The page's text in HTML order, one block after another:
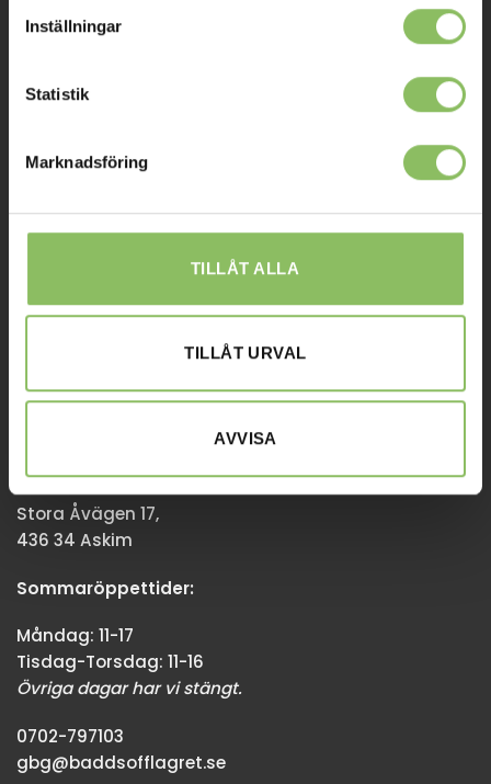
Inställningar
Statistik
Marknadsföring
TILLÅT ALLA
TILLÅT URVAL
AVVISA
Reklamation
168 67 Bromma
Sommaröppettider:
Tisdag-Torsdag: 11-18
Övriga dagar har vi stängt.
info@baddsofflagret.se
Stora Åvägen 17,
436 34 Askim
Sommaröppettider:
Måndag: 11-17
Tisdag-Torsdag: 11-16
Övriga dagar har vi stängt.
0702-797103
gbg@baddsofflagret.se